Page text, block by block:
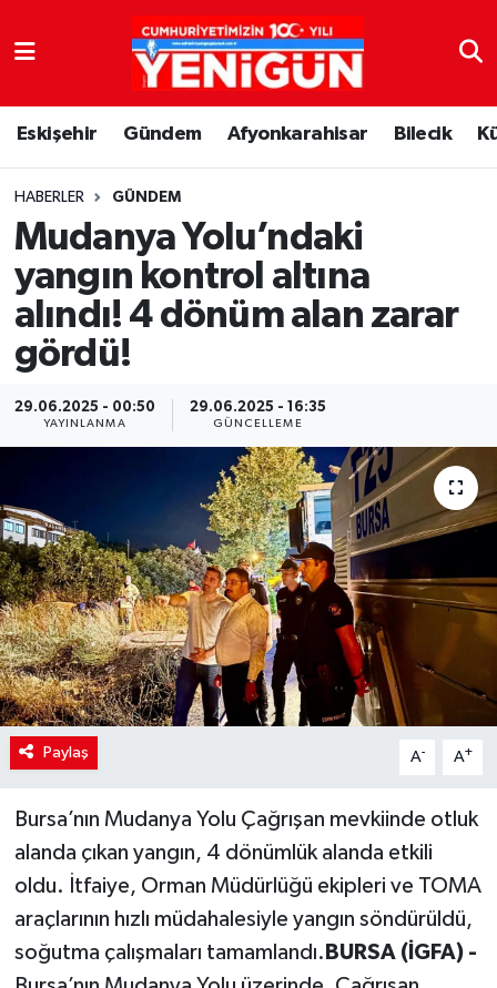
Eskişehir Gündem Afyonkarahisar Bilecik
HABERLER GÜNDEM
Mudanya Yolu’ndaki
yangın kontrol altına
alındı! 4 dönüm alan zarar
gördü!
29.06.2025 - 00:50
YAYINLANMA
29.06.2025 - 16:35
GÜNCELLEME
Paylaş A- A+
Bursa’nın Mudanya Yolu Çağrışan mevkiinde otluk
alanda çıkan yangın, 4 dönümlük alanda etkili
oldu. İtfaiye, Orman Müdürlüğü ekipleri ve TOMA
araçlarının hızlı müdahalesiyle yangın söndürüldü,
soğutma çalışmaları tamamlandı. BURSA (İGFA) -
Nöbetçi Eczaneler
Hava Durumu
Trafik Durumu
Süper Lig Puan Durumu ve Fikstür
Tüm Manşetler
Son Dakika Haberleri
Haber Arşivi